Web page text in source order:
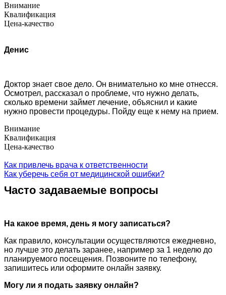
Внимание
Квалификация
Цена-качество
Денис
Доктор знает свое дело. Он внимательно ко мне отнесся.
Осмотрел, рассказал о проблеме, что нужно делать,
сколько времени займет лечение, объяснил и какие
нужно провести процедуры. Пойду еще к нему на прием.
Внимание
Квалификация
Цена-качество
Как привлечь врача к ответственности
Как уберечь себя от медицинской ошибки?
Часто задаваемые вопросы
На какое время, день я могу записаться?
Как правило, консультации осуществляются ежедневно,
но лучше это делать заранее, например за 1 неделю до
планируемого посещения. Позвоните по телефону,
запишитесь или оформите онлайн заявку.
Могу ли я подать заявку онлайн?